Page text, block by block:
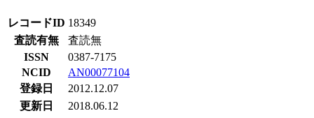
レコードID 18349
査読有無
査読無
ISSN
0387-7175
NCID
AN00077104
登録日
2012.12.07
更新日
2018.06.12